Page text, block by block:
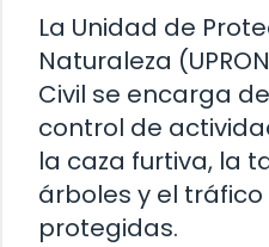
La Unidad de
Naturaleza
Civil se encarga
control de
la caza furtiva, la
árboles y el
protegidas.